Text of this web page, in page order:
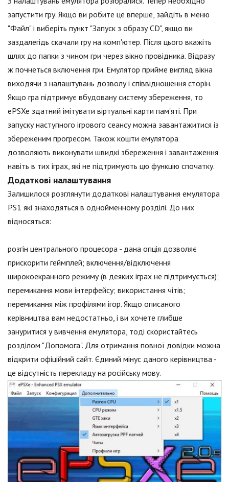
запустити гру. Якщо ви робите це вперше, зайдіть в меню
"Файл" і виберіть пункт "Запуск з образу CD", якщо ви
заздалегідь скачали гру на комп'ютер. Після цього вкажіть
шлях до папки з чином гри через вікно провідника. Відразу
ж почнеться включення гри. Емулятор прийме вигляд вікна
виходячи з налаштувань дозволу і співвідношення сторін.
Якщо гра підтримує вбудовану систему збереження, то
ePSXe здатний імітувати віртуальні карти пам'яті. При
запуску наступного ігрового сеансу можна завантажитися із
збереженим прогресом. Також кошти емулятора
дозволяють виконувати швидкі збереження і завантаження
навіть в тих іграх, які не підтримують цю функцію спочатку.
Додаткові налаштування
Залишилося розглянути додаткові налаштування емулятора
PS1 які знаходяться в однойменному розділі. До них
відносяться:
розгін центрального процесора - дана опція дозволяє
прискорити геймплей; включення/відключення
широкоекранного режиму (в деяких іграх не підтримується);
перемикання мови інтерфейсу; використання чітів;
перемикання між профілями ігор. Якщо описаного
керівництва вам недостатньо, і ви хочете глибше
зануритися у вивчення емулятора, тоді скористайтесь
розділом "Допомога". Для отримання повної довідки можна
відкрити офіційний сайт. Єдиний мінус даного керівництва -
це відсутність перекладу на російську мову.